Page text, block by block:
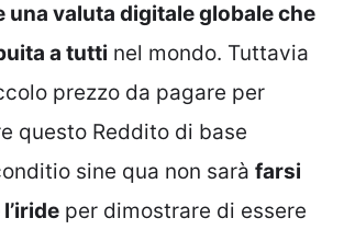
una valuta digitale globale che
a tutti nel mondo. Tuttavia
prezzo da pagare per
questo Reddito di base
sine qua non sarà farsi
per dimostrare di essere